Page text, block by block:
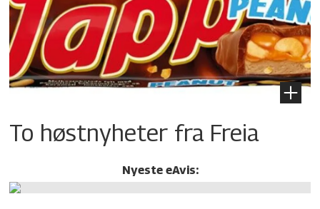
To høstnyheter fra Freia
Nyeste eAvis: